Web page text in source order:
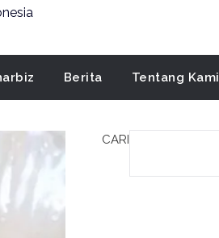
Berita Tentang Kami
CARI